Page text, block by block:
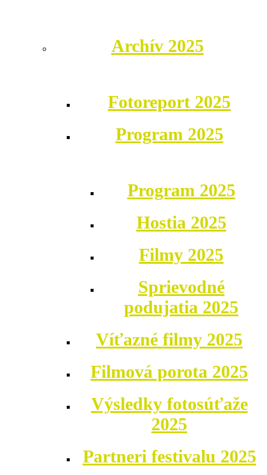
Archív 2025
Fotoreport 2025
Program 2025
Program 2025
Hostia 2025
Filmy 2025
Sprievodné
podujatia 2025
Víťazné filmy 2025
Filmová porota 2025
Výsledky fotosúťaže
2025
Partneri festivalu 2025